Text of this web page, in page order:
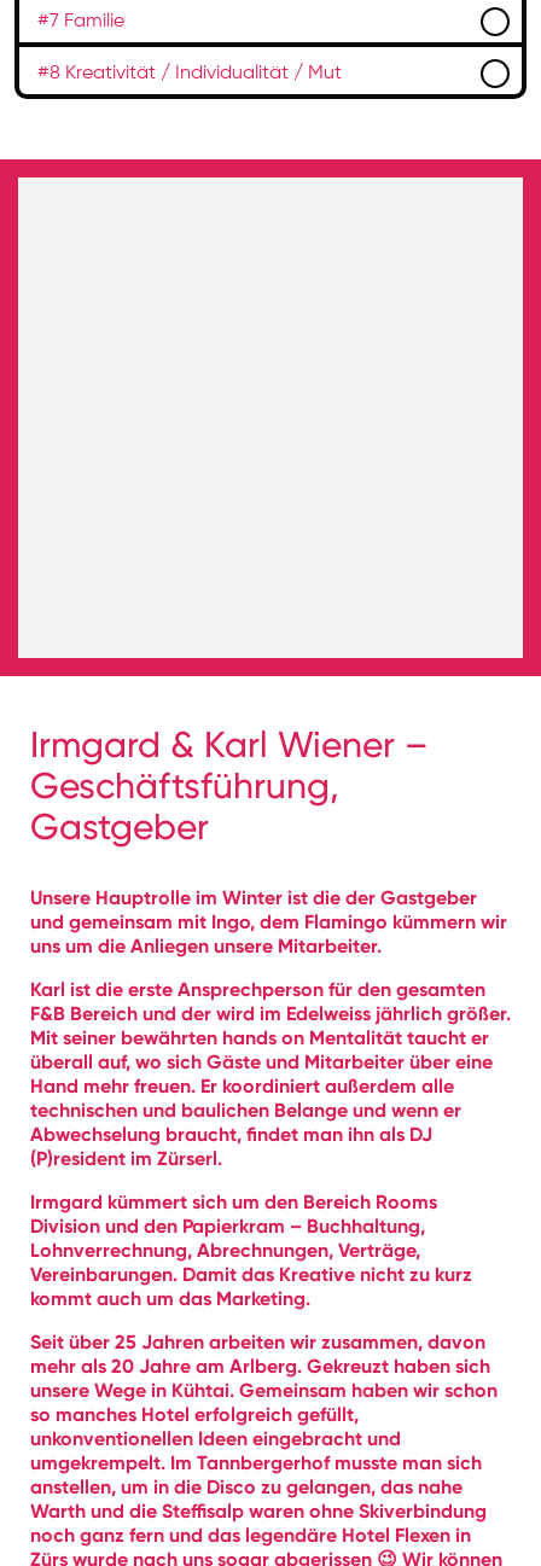
#7 Familie
#8 Kreativität / Individualität / Mut
Irmgard & Karl Wiener –
Geschäftsführung,
Gastgeber
Unsere Hauptrolle im Winter ist die der Gastgeber
und gemeinsam mit Ingo, dem Flamingo kümmern wir
uns um die Anliegen unsere Mitarbeiter.
Karl ist die erste Ansprechperson für den gesamten
F&B Bereich und der wird im Edelweiss jährlich größer.
Mit seiner bewährten hands on Mentalität taucht er
überall auf, wo sich Gäste und Mitarbeiter über eine
Hand mehr freuen. Er koordiniert außerdem alle
technischen und baulichen Belange und wenn er
Abwechselung braucht, findet man ihn als DJ
(P)resident im Zürserl.
Irmgard kümmert sich um den Bereich Rooms
Division und den Papierkram – Buchhaltung,
Lohnverrechnung, Abrechnungen, Verträge,
Vereinbarungen. Damit das Kreative nicht zu kurz
kommt auch um das Marketing.
Seit über 25 Jahren arbeiten wir zusammen, davon
mehr als 20 Jahre am Arlberg. Gekreuzt haben sich
unsere Wege in Kühtai. Gemeinsam haben wir schon
so manches Hotel erfolgreich gefüllt,
unkonventionellen Ideen eingebracht und
umgekrempelt. Im Tannbergerhof musste man sich
anstellen, um in die Disco zu gelangen, das nahe
Warth und die Steffisalp waren ohne Skiverbindung
noch ganz fern und das legendäre Hotel Flexen in
Zürs wurde nach uns sogar abgerissen 😉 Wir können